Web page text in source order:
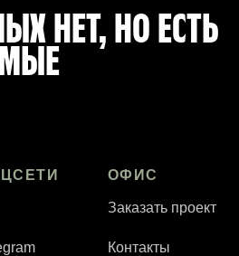
НЕТ, НО ЕСТЬ
ОФИС
Заказать проект
Контакты